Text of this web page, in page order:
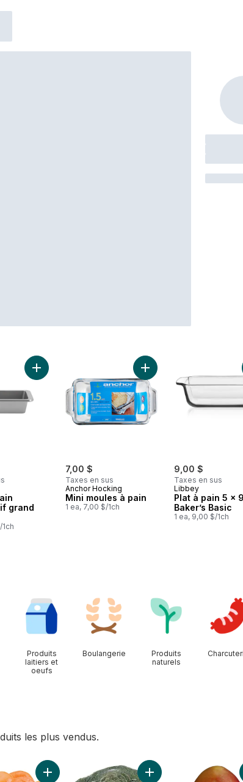
grand
1ch
Ajouter Moule à pain antiadhésif grand format au
7,00 $
Taxes en sus
Anchor Hocking
Mini moules à pain
1 ea, 7,00 $/1ch
Ajouter Mini moules à
9,00 $
Taxes en sus
Libbey
Plat à pain 5 x 9
Baker’s Basic
1 ea, 9,00 $/1ch
Produits
laitiers et
oeufs
Boulangerie
Produits
naturels
les plus vendus.
au panierAjouter Mandarines 1,5 lbs au panierAjouter Couronne de